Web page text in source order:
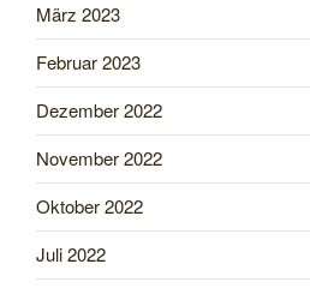
März 2023
Februar 2023
Dezember 2022
November 2022
Oktober 2022
Juli 2022